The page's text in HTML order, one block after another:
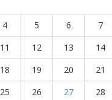
4 5 6 7
11 12 13 14
18 19 20 21
25 26 27 28